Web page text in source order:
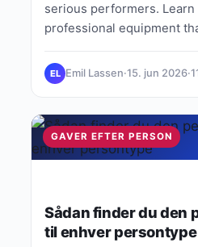
serious performers.
professional equipment
EL Emil Lassen·15. jun 2026·
GAVER EFTER PERSON
Sådan finder du den
til enhver persontype